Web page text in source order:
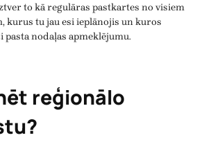
to kā regulāras pastkartes no visiem
kurus tu jau esi ieplānojis un kuros
pasta nodaļas apmeklējumu.
reģionālo